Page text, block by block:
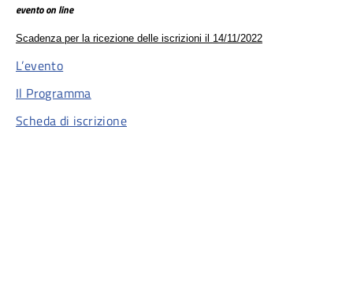
evento on line
Scadenza per la ricezione delle iscrizioni il 14/11/2022
L’evento
Il Programma
Scheda di iscrizione